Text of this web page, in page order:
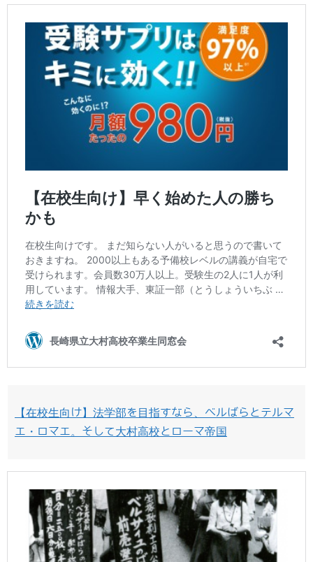
【在校生向け】法学部を目指すなら、ベルばらとテルマ
エ・ロマエ。そして大村高校とローマ帝国